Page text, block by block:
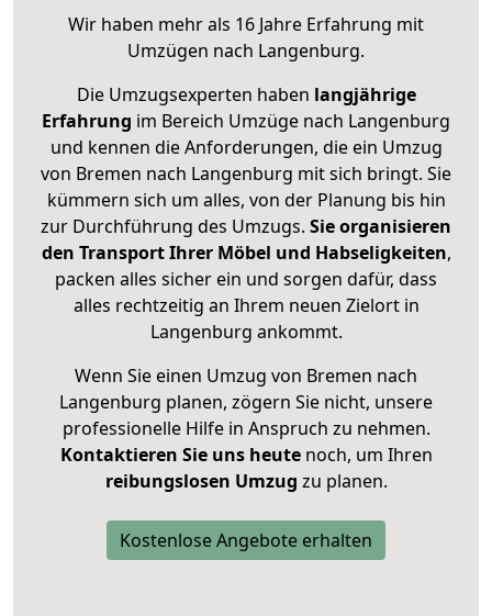
Wir haben mehr als 16 Jahre Erfahrung mit
Umzügen nach Langenburg.
Die Umzugsexperten haben langjährige
Erfahrung im Bereich Umzüge nach Langenburg
und kennen die Anforderungen, die ein Umzug
von Bremen nach Langenburg mit sich bringt. Sie
kümmern sich um alles, von der Planung bis hin
zur Durchführung des Umzugs. Sie organisieren
den Transport Ihrer Möbel und Habseligkeiten,
packen alles sicher ein und sorgen dafür, dass
alles rechtzeitig an Ihrem neuen Zielort in
Langenburg ankommt.
Wenn Sie einen Umzug von Bremen nach
Langenburg planen, zögern Sie nicht, unsere
professionelle Hilfe in Anspruch zu nehmen.
Kontaktieren Sie uns heutenoch, um Ihren
reibungslosen Umzug zu planen.
Kostenlose Angebote erhalten